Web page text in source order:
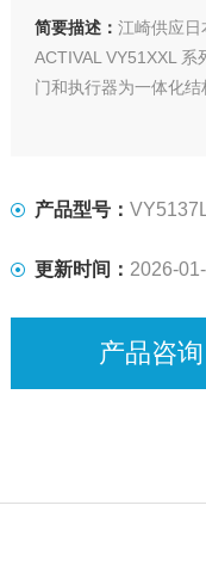
简要描述：江崎供应日
ACTIVAL VY51XXL
门和执行器为一体化结
产品型号：
更新时间： 2026-
产品咨询